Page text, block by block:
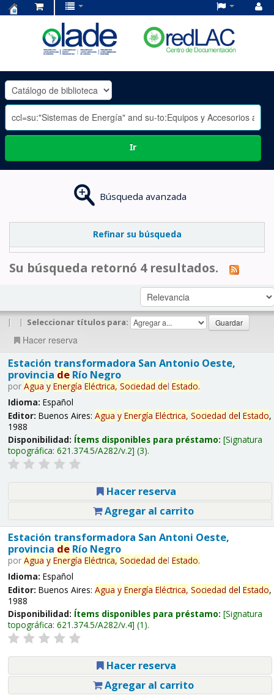
OLADE
-
Ir
Búsqueda avanzada
Refinar su búsqueda
Su búsqueda retornó 4 resultados.
| | Seleccionar títulos para:
Hacer reserva
Estación transformadora San Antonio Oeste,
provincia deRío Negro
por Agua y Energía Eléctrica, Sociedad del Estado.
Idioma: Español
Editor: Buenos Aires: Agua y Energía Eléctrica, Sociedad del Estado,
1988
Disponibilidad: Ítems disponibles para préstamo: Signatura
topográfica: 621.374.5/A282/v.2 (3).
Hacer reserva
Agregar al carrito
Estación transformadora San Antoni Oeste,
provincia deRío Negro
por Agua y Energía Eléctrica, Sociedad del Estado.
Idioma: Español
Editor: Buenos Aires: Agua y Energía Eléctrica, Sociedad del Estado,
1988
Disponibilidad: Ítems disponibles para préstamo: Signatura
topográfica: 621.374.5/A282/v.4 (1).
Hacer reserva
Agregar al carrito